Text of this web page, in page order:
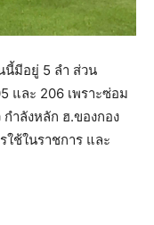
มีอยู่ 5 ลำ ส่วน
และ 206 เพราะซ่อม
ำลังหลัก ฮ.ของกอง
ช้ในราชการ และ